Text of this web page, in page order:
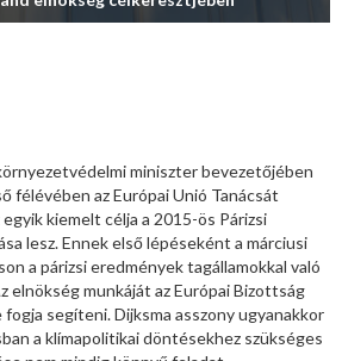
miniszter bevezetőjében
félévében az Európai Unió Tanácsát
kiemelt célja a 2015-ös Párizsi
lesz. Ennek első lépéseként a márciusi
a párizsi eredmények tagállamokkal való
elnökség munkáját az Európai Bizottság
segíteni. Dijksma asszony ugyanakkor
a klímapolitikai döntésekhez szükséges